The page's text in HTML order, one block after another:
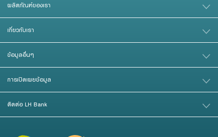
ผลิตภัณฑ์ของเรา
เกี่ยวกับเรา
ข้อมูลอื่นๆ
การเปิดเผยข้อมูล
ติดต่อ LH Bank